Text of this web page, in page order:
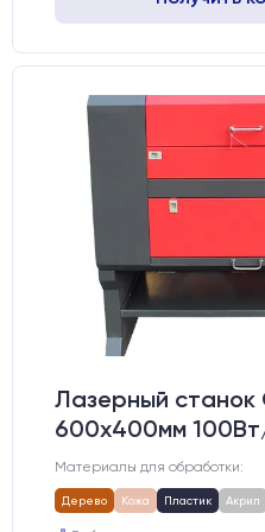
Лазерный станок
600х400мм
Материалы для обработки:
Дерево Кожа Пластик Акрил